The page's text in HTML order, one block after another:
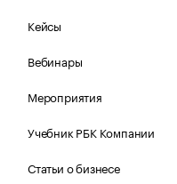
Кейсы
Вебинары
Мероприятия
Учебник РБК Компании
Статьи о бизнесе